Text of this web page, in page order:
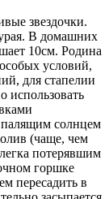
звездочки.
В домашних
10см. Родина
условий,
для стапелии
использовать
палящим солнцем
(чаще, чем
потерявшим
горшке
пересадить в